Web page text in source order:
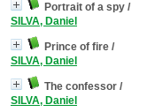
Portrait of a spy /
SILVA, Daniel
Prince of fire /
SILVA, Daniel
The confessor /
SILVA, Daniel